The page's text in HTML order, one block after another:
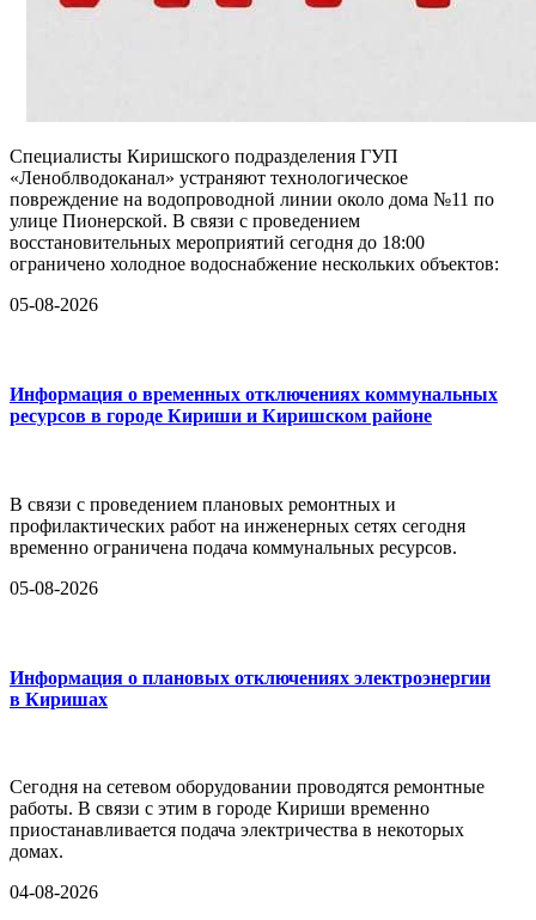
Специалисты Киришского подразделения ГУП
«Леноблводоканал» устраняют технологическое
повреждение на водопроводной линии около дома №11 по
улице Пионерской. В связи с проведением
восстановительных мероприятий сегодня до 18:00
ограничено холодное водоснабжение нескольких объектов:
05-08-2026
Информация о временных отключениях коммунальных
ресурсов в городе Кириши и Киришском районе
В связи с проведением плановых ремонтных и
профилактических работ на инженерных сетях сегодня
временно ограничена подача коммунальных ресурсов.
05-08-2026
Информация о плановых отключениях электроэнергии
в Киришах
Сегодня на сетевом оборудовании проводятся ремонтные
работы. В связи с этим в городе Кириши временно
приостанавливается подача электричества в некоторых
домах.
04-08-2026